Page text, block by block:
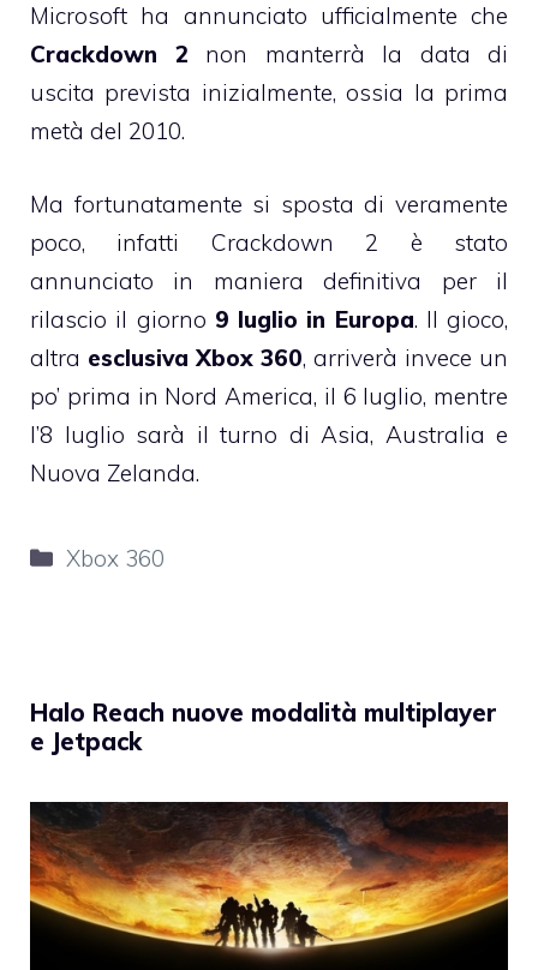
Microsoft ha annunciato ufficialmente che
Crackdown 2 non manterrà la data di
uscita prevista inizialmente, ossia la prima
metà del 2010.
Ma fortunatamente si sposta di veramente
poco, infatti Crackdown 2 è stato
annunciato in maniera definitiva per il
rilascio il giorno 9 luglio in Europa. Il gioco,
altra esclusiva Xbox 360, arriverà invece un
po’ prima in Nord America, il 6 luglio, mentre
l’8 luglio sarà il turno di Asia, Australia e
Nuova Zelanda.
Categorie
Xbox 360
Halo Reach nuove modalità multiplayer
e Jetpack